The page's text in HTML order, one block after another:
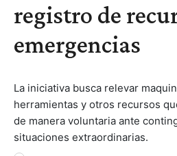
registro de
emergencias
La iniciativa busca relevar
herramientas y otros recursos
de manera voluntaria ante
situaciones extraordinarias.